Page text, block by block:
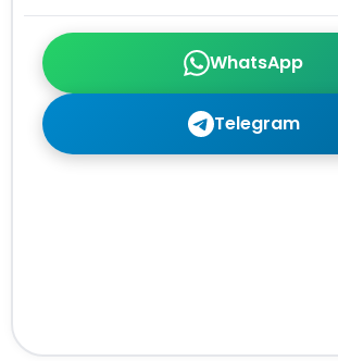
WhatsApp
Telegram